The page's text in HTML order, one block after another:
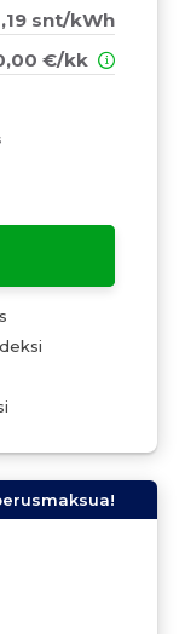
snt/kWh
€/kk